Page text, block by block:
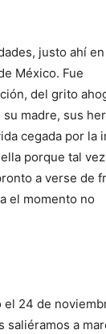
justo ahí
México. Fue
del grito
madre, sus
cegada por la
porque tal
a verse de
el momento no
el 24 de
saliéramos a